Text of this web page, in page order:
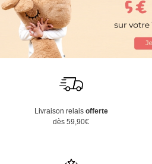
Livraison relais offerte
dès 59,90€